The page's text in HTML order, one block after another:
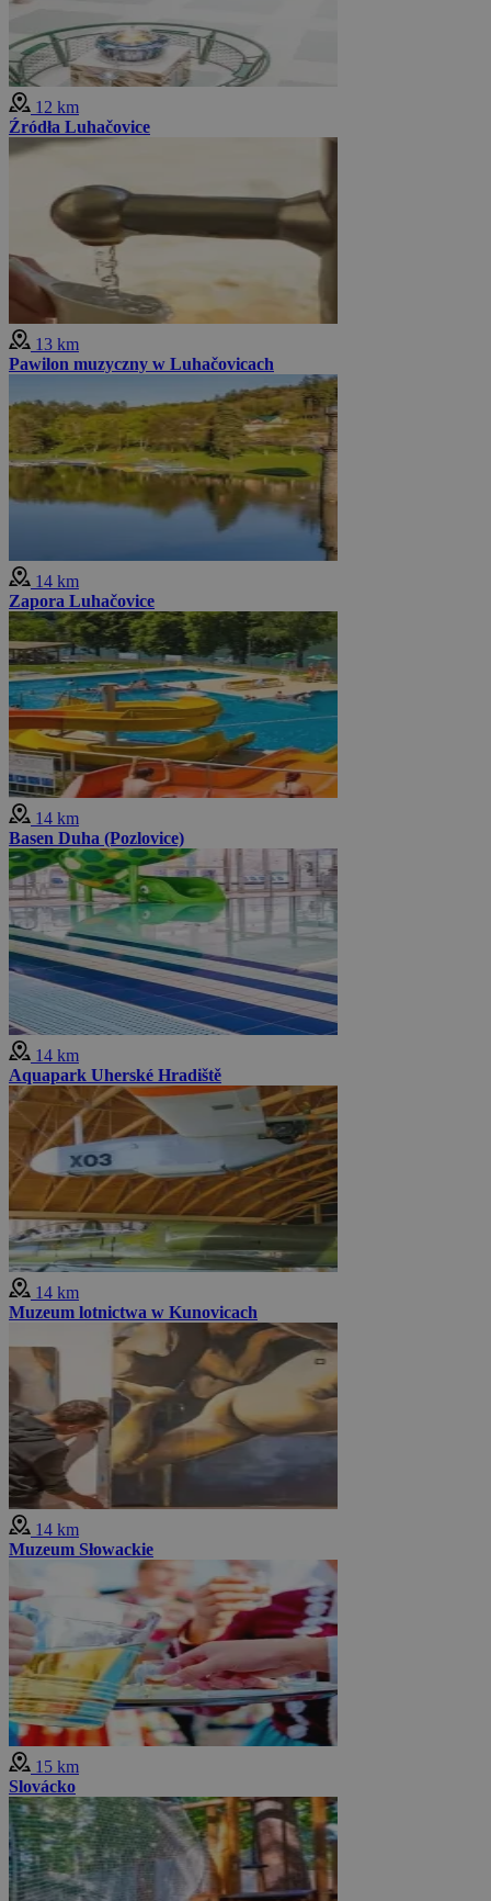
12 km
Źródła Luhačovice
13 km
Pawilon muzyczny w Luhačovicach
14 km
Zapora Luhačovice
14 km
Basen Duha (Pozlovice)
14 km
Aquapark Uherské Hradiště
14 km
Muzeum lotnictwa w Kunovicach
14 km
Muzeum Słowackie
15 km
Slovácko